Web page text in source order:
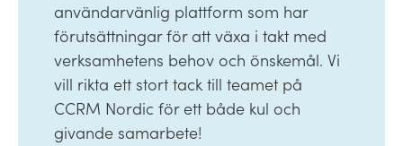
användarvänlig plattform som har
förutsättningar för att växa i takt med
verksamhetens behov och önskemål. Vi
vill rikta ett stort tack till teamet på
CCRM Nordic för ett både kul och
givande samarbete!